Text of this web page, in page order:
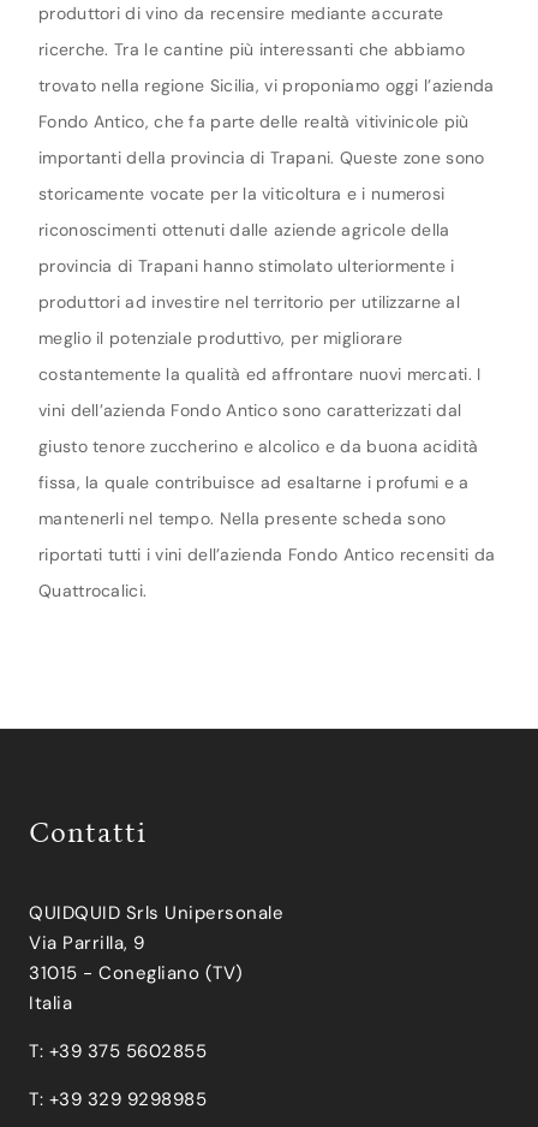
produttori di vino da recensire mediante accurate
ricerche. Tra le cantine più interessanti che abbiamo
trovato nella regione Sicilia, vi proponiamo oggi l’azienda
Fondo Antico, che fa parte delle realtà vitivinicole più
importanti della provincia di Trapani. Queste zone sono
storicamente vocate per la viticoltura e i numerosi
riconoscimenti ottenuti dalle aziende agricole della
provincia di Trapani hanno stimolato ulteriormente i
produttori ad investire nel territorio per utilizzarne al
meglio il potenziale produttivo, per migliorare
costantemente la qualità ed affrontare nuovi mercati. I
vini dell’azienda Fondo Antico sono caratterizzati dal
giusto tenore zuccherino e alcolico e da buona acidità
fissa, la quale contribuisce ad esaltarne i profumi e a
mantenerli nel tempo. Nella presente scheda sono
riportati tutti i vini dell’azienda Fondo Antico recensiti da
Quattrocalici.
Contatti
QUIDQUID Srls Unipersonale
Via Parrilla, 9
31015 - Conegliano (TV)
Italia
T: +39 375 5602855
T: +39 329 9298985